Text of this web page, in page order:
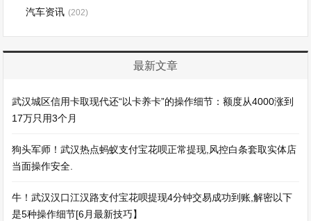
汽车资讯 (202)
最新文章
武汉城区信用卡取现代还“以卡养卡”的操作细节：额度从4000涨到
17万只用3个月
狗头军师！武汉热点蚂蚁支付宝花呗正常提现,风控白条套取实体店
当面操作安全.
牛！武汉汉口江汉路支付宝花呗提现4分钟交易成功到账,解密以下
是5种操作细节[6月最新技巧】